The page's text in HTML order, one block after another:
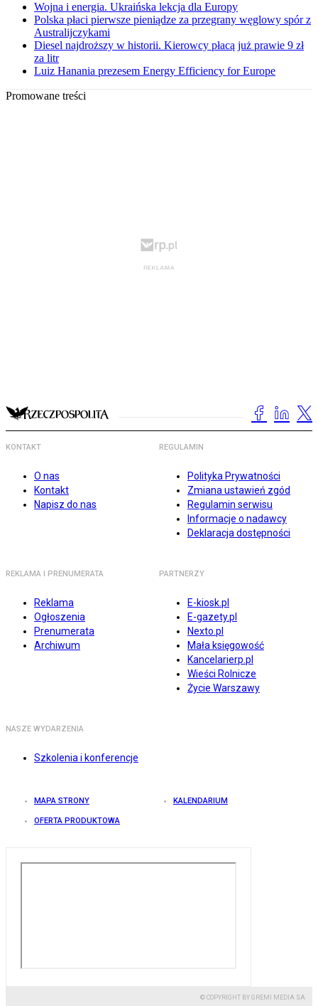
Wojna i energia. Ukraińska lekcja dla Europy
Polska płaci pierwsze pieniądze za przegrany węglowy spór z
Australijczykami
Diesel najdroższy w historii. Kierowcy płacą już prawie 9 zł
za litr
Luiz Hanania prezesem Energy Efficiency for Europe
Promowane treści
KONTAKT
O nas
Kontakt
Napisz do nas
REGULAMIN
Polityka Prywatności
Zmiana ustawień zgód
Regulamin serwisu
Informacje o nadawcy
Deklaracja dostępności
REKLAMA I PRENUMERATA
Reklama
Ogłoszenia
Prenumerata
Archiwum
PARTNERZY
E-kiosk.pl
E-gazety.pl
Nexto.pl
Mała księgowość
Kancelarierp.pl
Wieści Rolnicze
Życie Warszawy
NASZE WYDARZENIA
Szkolenia i konferencje
MAPA STRONY KALENDARIUM
OFERTA PRODUKTOWA
© COPYRIGHT BY GREMI MEDIA SA